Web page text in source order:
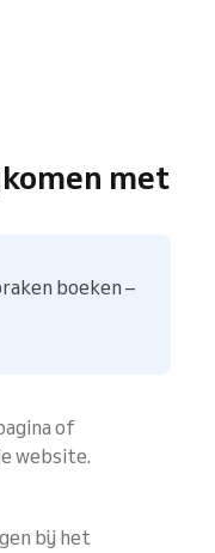
met
boeken –
of
website.
bij het